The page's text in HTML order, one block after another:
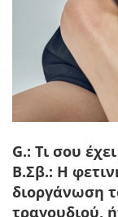
G.: Τι σου
B.Σβ.: Η
διοργάνωση
τραγουδιού,